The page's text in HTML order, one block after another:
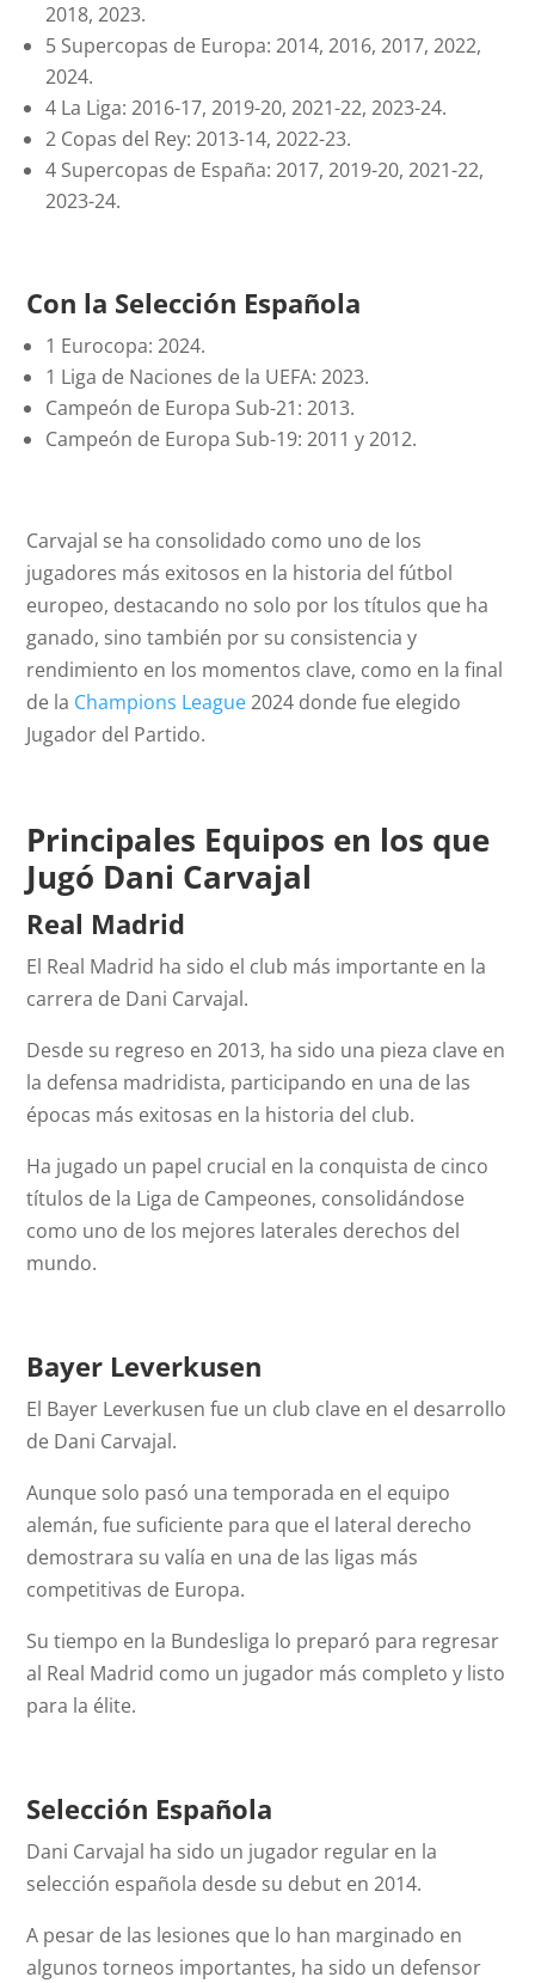
2018, 2023.
5 Supercopas de Europa: 2014, 2016, 2017, 2022,
2024.
4 La Liga: 2016-17, 2019-20, 2021-22, 2023-24.
2 Copas del Rey: 2013-14, 2022-23.
4 Supercopas de España: 2017, 2019-20, 2021-22,
2023-24.
Con la Selección Española
1 Eurocopa: 2024.
1 Liga de Naciones de la UEFA: 2023.
Campeón de Europa Sub-21: 2013.
Campeón de Europa Sub-19: 2011 y 2012.
Carvajal se ha consolidado como uno de los
jugadores más exitosos en la historia del fútbol
europeo, destacando no solo por los títulos que ha
ganado, sino también por su consistencia y
rendimiento en los momentos clave, como en la final
de la Champions League2024 donde fue elegido
Jugador del Partido.
Principales Equipos en los que
Jugó Dani Carvajal
Real Madrid
El Real Madrid ha sido el club más importante en la
carrera de Dani Carvajal.
Desde su regreso en 2013, ha sido una pieza clave en
la defensa madridista, participando en una de las
épocas más exitosas en la historia del club.
Ha jugado un papel crucial en la conquista de cinco
títulos de la Liga de Campeones, consolidándose
como uno de los mejores laterales derechos del
mundo.
Bayer Leverkusen
El Bayer Leverkusen fue un club clave en el desarrollo
de Dani Carvajal.
Aunque solo pasó una temporada en el equipo
alemán, fue suficiente para que el lateral derecho
demostrara su valía en una de las ligas más
competitivas de Europa.
Su tiempo en la Bundesliga lo preparó para regresar
al Real Madrid como un jugador más completo y listo
para la élite.
Selección Española
Dani Carvajal ha sido un jugador regular en la
selección española desde su debut en 2014.
A pesar de las lesiones que lo han marginado en
algunos torneos importantes, ha sido un defensor